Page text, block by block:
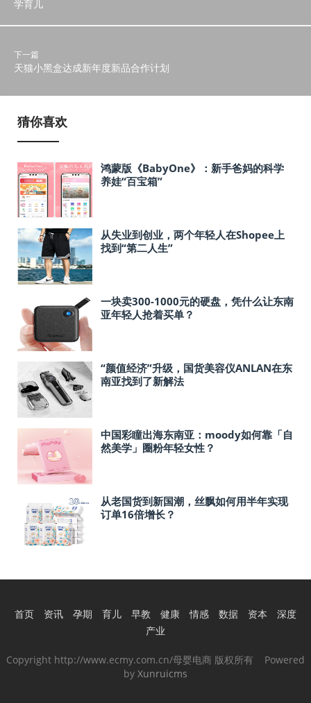
学育儿
下一篇
天猫小黑盒达成新年度新品合作计划
猜你喜欢
鸿蒙版《BabyOne》：新手爸妈的科学
养娃“百宝箱”
从失业到创业，两个年轻人在Shopee上
找到“第二人生”
一块卖300-1000元的硬盘，凭什么让东南
亚年轻人抢着买单？
“颜值经济”升级，国货美容仪ANLAN在东
南亚找到了新解法
中国彩瞳出海东南亚：moody如何靠「自
然美学」圈粉年轻女性？
从老国货到新国潮，丝飘如何用半年实现
订单16倍增长？
首页 资讯 孕期 育儿 早教 健康 情感 数据 资本
深度
产业
Copyright http://www.ecmy.com.cn/母婴电商 版权所有 Powered
by Xunruicms